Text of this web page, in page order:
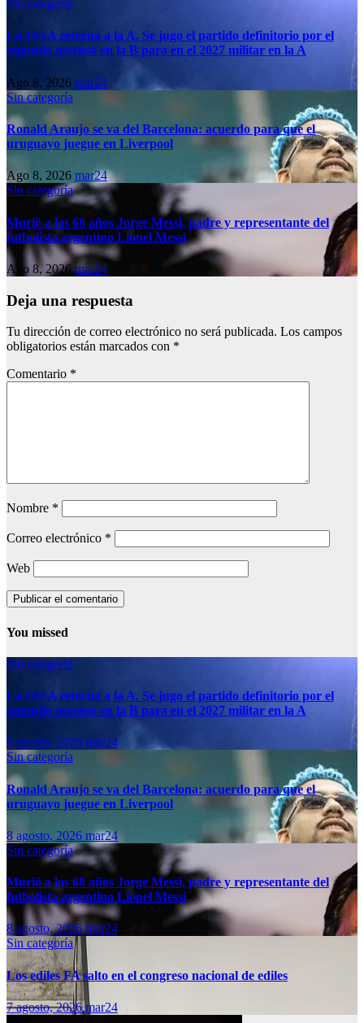
Sin categoría
La IASA retorna a la A. Se jugo el partido definitorio por el
segundo ascenso en la B para en el 2027 militar en la A
Ago 8, 2026 mar24
Sin categoría
Ronald Araujo se va del Barcelona: acuerdo para que el
uruguayo juegue en Liverpool
Ago 8, 2026 mar24
Sin categoría
Murió a los 68 años Jorge Messi, padre y representante del
futbolista argentino Lionel Messi
Ago 8, 2026 mar24
Deja una respuesta
Tu dirección de correo electrónico no será publicada. Los campos
obligatorios están marcados con *
Comentario *
Nombre *
Correo electrónico *
Web
You missed
Sin categoría
La IASA retorna a la A. Se jugo el partido definitorio por el
segundo ascenso en la B para en el 2027 militar en la A
8 agosto, 2026 mar24
Sin categoría
Ronald Araujo se va del Barcelona: acuerdo para que el
uruguayo juegue en Liverpool
8 agosto, 2026 mar24
Sin categoría
Murió a los 68 años Jorge Messi, padre y representante del
futbolista argentino Lionel Messi
8 agosto, 2026mar24
Sin categoría
Los ediles FA salto en el congreso nacional de ediles
7 agosto, 2026mar24